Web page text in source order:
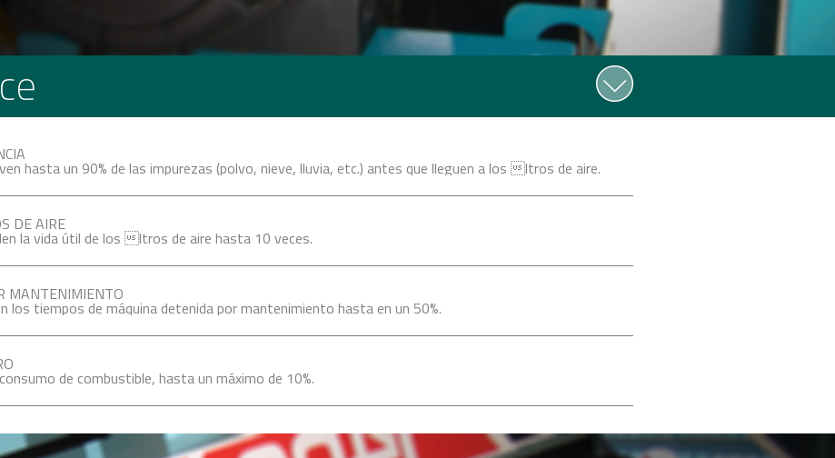
hasta un 90% de las impurezas (polvo, nieve, lluvia, etc.) antes que lleguen a los ltros de aire.
DE AIRE
la vida útil de los ltros de aire hasta 10 veces.
MANTENIMIENTO
los tiempos de máquina detenida por mantenimiento hasta en un 50%.
de combustible, hasta un máximo de 10%.